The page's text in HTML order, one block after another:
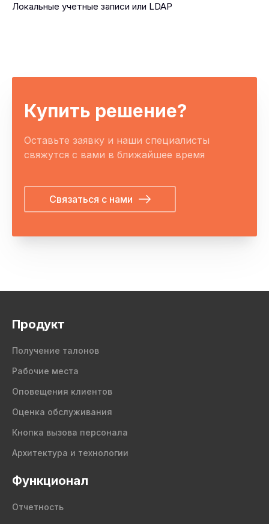
Локальные учетные записи или LDAP
Купить решение?
Оставьте заявку и наши специалисты
свяжутся с вами в ближайшее время
Связаться с нами
Продукт
Получение талонов
Рабочие места
Оповещения клиентов
Оценка обслуживания
Кнопка вызова персонала
Архитектура и технологии
Функционал
Отчетность